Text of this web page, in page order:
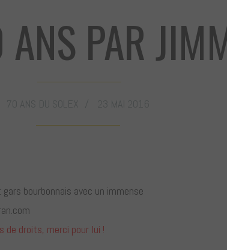
ANS PAR
bourbonnais avec un immense
droits, merci pour lui !